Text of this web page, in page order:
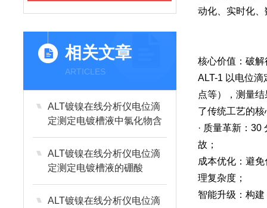
相关文章
ARTICLES
ALT镀镍在线分析仪电位滴
定测定电镀槽液中氯化物含
量
ALT镀镍在线分析仪电位滴
定测定电镀槽液的硼酸
ALT镀镍在线分析仪电位滴
动化、实时化
核心价值：破
ALT-1 以电位
点等），测量
了传统工艺的
· 质量革新：
故；
成本优化：避
理复杂度；
智能升级：构